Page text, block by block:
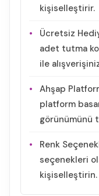
kişiselleştirir.
Ücretsiz
adet tutma
ile
Ahşap
platform
görünümünü
Renk
seçenekleri
kişiselleştirin.